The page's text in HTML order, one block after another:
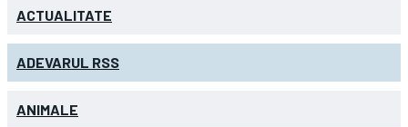
ACTUALITATE
ADEVARUL RSS
ANIMALE